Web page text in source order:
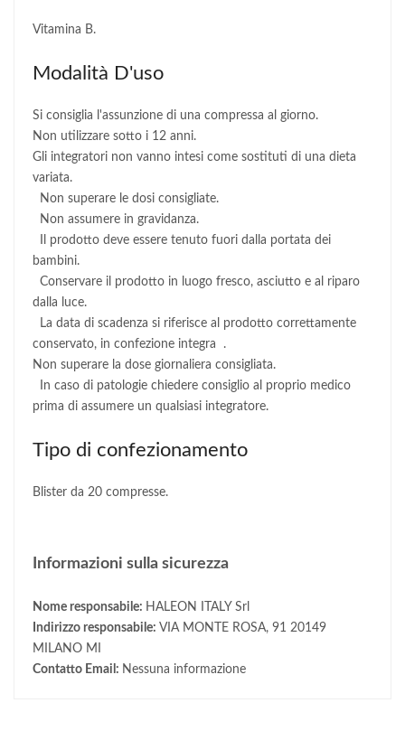
Vitamina B.
Modalità D'uso
Si consiglia l'assunzione di una compressa al giorno.
Non utilizzare sotto i 12 anni.
Gli integratori non vanno intesi come sostituti di una dieta
variata.
Non superare le dosi consigliate.
Non assumere in gravidanza.
Il prodotto deve essere tenuto fuori dalla portata dei
bambini.
Conservare il prodotto in luogo fresco, asciutto e al riparo
dalla luce.
La data di scadenza si riferisce al prodotto correttamente
conservato, in confezione integra .
Non superare la dose giornaliera consigliata.
In caso di patologie chiedere consiglio al proprio medico
prima di assumere un qualsiasi integratore.
Tipo di confezionamento
Blister da 20 compresse.
Informazioni sulla sicurezza
Nome responsabile: HALEON ITALY Srl
Indirizzo responsabile: VIA MONTE ROSA, 91 20149
MILANO MI
Contatto Email: Nessuna informazione